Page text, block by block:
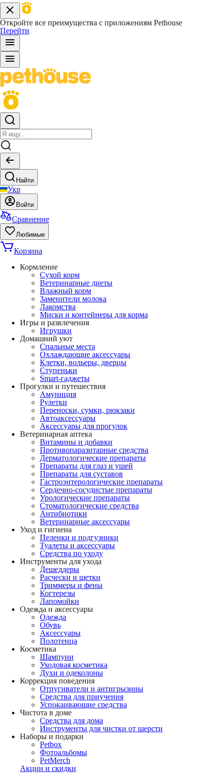
Откройте все преимущества с приложениям Pethouse
Перейти
Найти
Укр
Войти
Сравнение
Любимые
Корзина
Кормление
Сухой корм
Ветеринарные диеты
Влажный корм
Заменители молока
Лакомства
Миски и контейнеры для корма
Игры и развлечения
Игрушки
Домашний уют
Спальные места
Охлаждающие аксессуары
Клетки, вольеры, дверцы
Ступеньки
Smart-гаджеты
Прогулки и путешествия
Амуниция
Рулетки
Переноски, сумки, рюкзаки
Автоаксессуары
Аксессуары для прогулок
Ветеринарная аптека
Витамины и добавки
Противопаразитарные средства
Дерматологические препараты
Препараты для глаз и ушей
Препараты для суставов
Гастроэнтерологические препараты
Сердечно-сосудистые препараты
Урологические препараты
Стоматологические средства
Антибиотики
Ветеринарные аксессуары
Уход и гигиена
Пеленки и подгузники
Туалеты и аксессуары
Средства по уходу
Инструменты для ухода
Дешеддеры
Расчески и щетки
Триммеры и фены
Когтерезы
Лапомойки
Одежда и аксессуары
Одежда
Обувь
Аксессуары
Полотенца
Косметика
Шампуни
Уходовая косметика
Духи и одеколоны
Коррекция поведения
Отпугиватели и антигрызины
Средства для приучения
Успокаивающие средства
Чистота в доме
Средства для дома
Инструменты для чистки от шерсти
Наборы и подарки
Petbox
Фотоальбомы
PetMerch
Акции и скидки